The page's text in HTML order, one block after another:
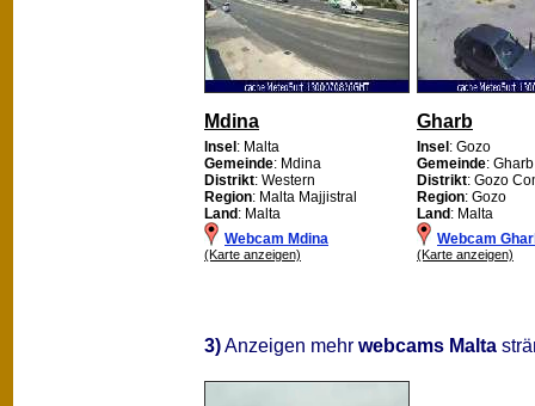
Mdina
Insel: Malta
Gemeinde: Mdina
Distrikt: Western
Region: Malta Majjistral
Land: Malta
Webcam Mdina
(Karte anzeigen)
Gharb
Insel: Gozo
Gemeinde: Gharb
Distrikt: Gozo
Region: Gozo
Land: Malta
Webcam
(Karte anzeigen)
3)Anzeigen mehr webcams Malta